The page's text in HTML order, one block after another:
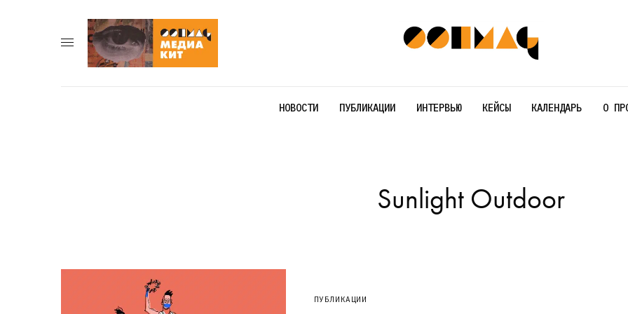
НОВОСТИ ПУБЛИКАЦИИ ИНТЕРВЬЮ КЕЙСЫ КАЛЕНДАРЬ О
Sunlight Outdoor
ПУБЛИКАЦИИ